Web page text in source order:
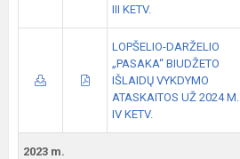
III KETV.
LOPŠELIO-DARŽELIO
„PASAKA“ BIUDŽETO
IŠLAIDŲ VYKDYMO
ATASKAITOS UŽ 2024 M.
IV KETV.
2023 m.